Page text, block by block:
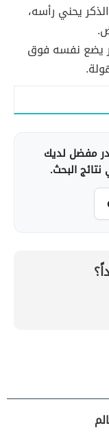
يحني رأسه،
يضع نفسه فوق
مفضل لديك
البحث.